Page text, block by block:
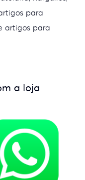
rtigos para
artigos para
a loja